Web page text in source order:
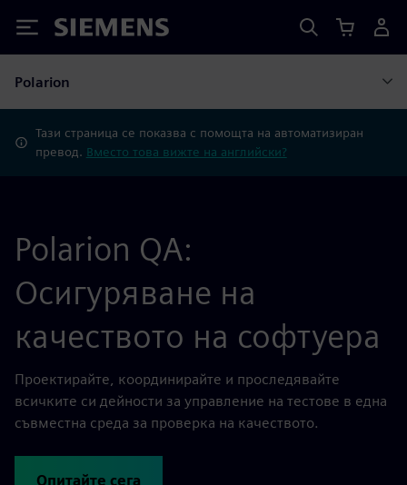
Siemens
Polarion
Тази страница се показва с помощта на автоматизиран
превод. Вместо това вижте на английски?
Polarion QA:
Осигуряване на
качеството на софтуера
Проектирайте, координирайте и проследявайте
всичките си дейности за управление на тестове в една
съвместна среда за проверка на качеството.
Опитайте сега